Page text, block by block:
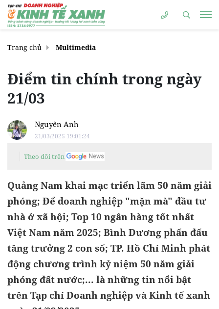
Trang chủ Multimedia
Điểm tin chính trong ngày
21/03
Nguyên Anh
21/03/2025 19:01:24
Theo dõi trên
Quảng Nam khai mạc triển lãm 50 năm giải
phóng; Để doanh nghiệp "mặn mà" đầu tư
nhà ở xã hội; Top 10 ngân hàng tốt nhất
Việt Nam năm 2025; Bình Dương phấn đấu
tăng trưởng 2 con số; TP. Hồ Chí Minh phát
động chương trình kỷ niệm 50 năm giải
phóng đất nước;... là những tin nổi bật
trên Tạp chí Doanh nghiệp và Kinh tế xanh